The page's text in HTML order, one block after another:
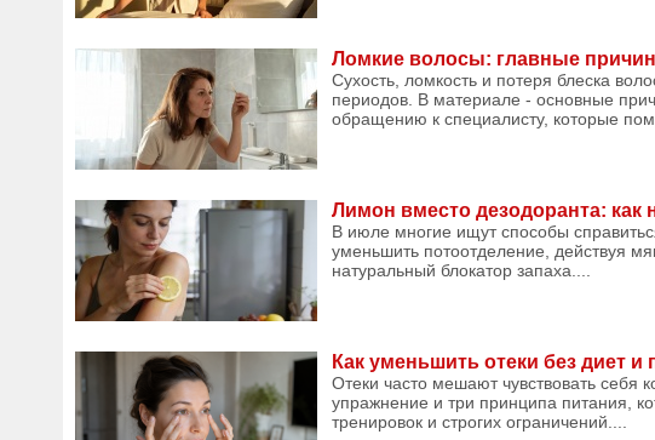
Ломкие волосы: главные
Сухость, ломкость и потеря блеска
периодов. В материале - основные
обращению к специалисту, которые
Лимон вместо дезодоранта: как
В июле многие ищут способы
уменьшить потоотделение, действуя
натуральный блокатор запаха....
Как уменьшить отеки без диет
Отеки часто мешают чувствовать себя
упражнение и три принципа питания,
тренировок и строгих ограничений....